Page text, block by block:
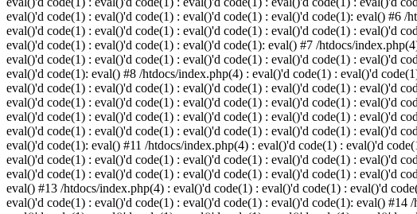
eval()'d code(1) : eval()'d code(1) : eval()'d code(1) : eval()'d code(1): eval() #6
eval()'d code(1) : eval()'d code(1) : eval()'d code(1) : eval()'d code(1) : eval()'d
eval()'d code(1) : eval()'d code(1) : eval()'d code(1): eval() #7 /htdocs/
eval()'d code(1) : eval()'d code(1) : eval()'d code(1) : eval()'d code(1) : eval()'d
eval()'d code(1): eval() #8 /htdocs/index.php(4) : eval()'d code(1) : eval()'d
eval()'d code(1) : eval()'d code(1) : eval()'d code(1) : eval()'d code(1) : eval()'d
eval()'d code(1) : eval()'d code(1) : eval()'d code(1) : eval()'d code(1) : eval()'d
eval()'d code(1) : eval()'d code(1) : eval()'d code(1) : eval()'d code(1) : eval()'d
eval()'d code(1) : eval()'d code(1) : eval()'d code(1) : eval()'d code(1) : eval()'d
eval()'d code(1): eval() #11 /htdocs/index.php(4) : eval()'d code(1) : eval()'d
eval()'d code(1) : eval()'d code(1) : eval()'d code(1) : eval()'d code(1) : eval()'d
eval()'d code(1) : eval()'d code(1) : eval()'d code(1) : eval()'d code(1) : eval()'d
eval() #13 /htdocs/index.php(4) : eval()'d code(1) : eval()'d code(1) : eval()'d
eval()'d code(1) : eval()'d code(1) : eval()'d code(1) : eval()'d code(1): eval()